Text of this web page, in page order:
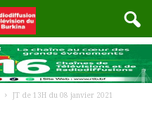
JT de 13H du 08 janvier 2021